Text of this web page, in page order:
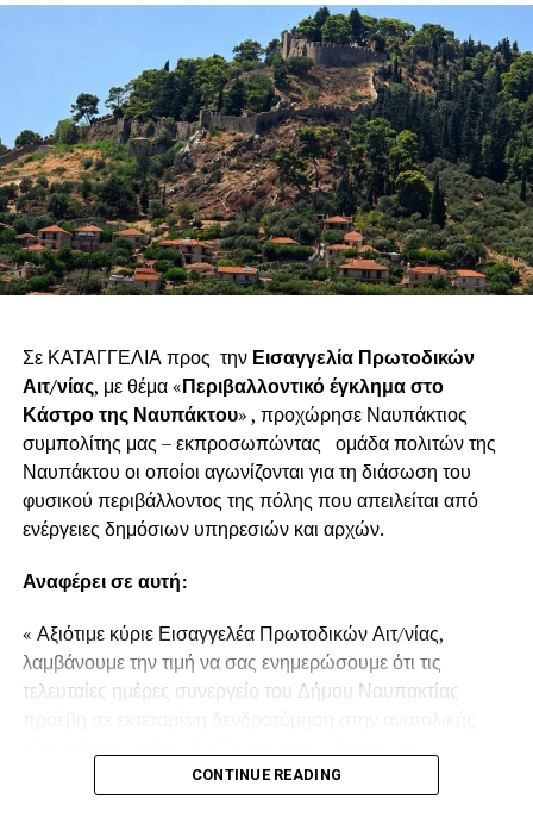
Σε ΚΑΤΑΓΓΕΛΙΑ προς την Εισαγγελία Πρωτοδικών
Αιτ/νίας, με θέμα «Περιβαλλοντικό έγκλημα στο
Κάστρο της Ναυπάκτου» , προχώρησε Ναυπάκτιος
συμπολίτης μας – εκπροσωπώντας ομάδα πολιτών της
Ναυπάκτου οι οποίοι αγωνίζονται για τη διάσωση του
φυσικού περιβάλλοντος της πόλης που απειλείται από
ενέργειες δημόσιων υπηρεσιών και αρχών.
Αναφέρει σε αυτή:
« Αξιότιμε κύριε Εισαγγελέα Πρωτοδικών Αιτ/νίας,
λαμβάνουμε την τιμή να σας ενημερώσουμε ότι τις
τελευταίες ημέρες συνεργείο του Δήμου Ναυπακτίας
πλευράς του τρίτου διαζώματος του κάστρου της
Ναυπάκτου πάνω από τη Ντάπια Τσαούς.
CONTINUE READING